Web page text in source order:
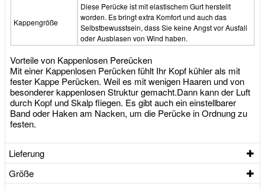
Kappengröße
Diese Perücke ist mit elastischem Gurt herstellt
worden. Es bringt extra Komfort und auch das
Selbstbewusstsein, dass Sie keine Angst vor Ausfall
oder Ausblasen von Wind haben.
Vorteile von Kappenlosen Pereücken
Mit einer Kappenlosen Perücken fühlt Ihr Kopf kühler als mit
fester Kappe Perücken. Weil es mit wenigen Haaren und von
besonderer kappenlosen Struktur gemacht.Dann kann der Luft
durch Kopf und Skalp fliegen. Es gibt auch ein einstellbarer
Band oder Haken am Nacken, um die Perücke in Ordnung zu
festen.
Lieferung
Größe